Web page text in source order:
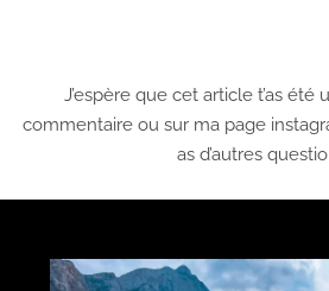
J’espère que cet article t’as été
commentaire ou sur ma page
as d’autres